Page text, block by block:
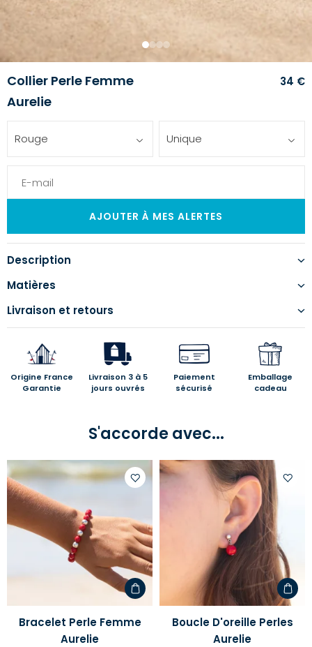
1 234
Collier Perle Femme
Aurelie
34 €
Rouge Unique
Description
Matières
Livraison et retours
Origine France
Garantie
Livraison 3 à 5
jours ouvrés
Paiement
sécurisé
Emballage
cadeau
S'accorde avec...
à
votre
liste
d'envies
Bracelet Perle Femme
Aurelie
votre
liste
Boucle D'oreille Perles
Aurelie